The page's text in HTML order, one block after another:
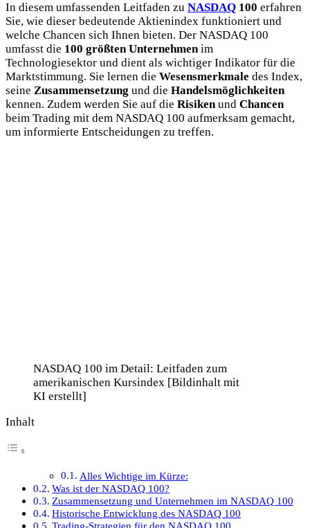
In diesem umfassenden Leitfaden zu NASDAQ 100 erfahren
Sie, wie dieser bedeutende Aktienindex funktioniert und
welche Chancen sich Ihnen bieten. Der NASDAQ 100
umfasst die 100 größten Unternehmenim
Technologiesektor und dient als wichtiger Indikator für die
Marktstimmung. Sie lernen die Wesensmerkmale des Index,
seine Zusammensetzung und die Handelsmöglichkeiten
kennen. Zudem werden Sie auf die Risikenund Chancen
beim Trading mit dem NASDAQ 100 aufmerksam gemacht,
um informierte Entscheidungen zu treffen.
NASDAQ 100 im Detail: Leitfaden zum
amerikanischen Kursindex [Bildinhalt mit
KI erstellt]
Inhalt
Alles Wichtige im Kürze:
Was ist der NASDAQ 100?
Zusammensetzung und Unternehmen im NASDAQ 100
Historische Entwicklung des NASDAQ 100